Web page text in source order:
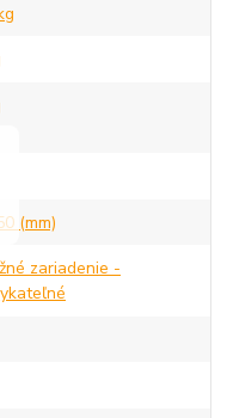
(mm)
zariadenie -